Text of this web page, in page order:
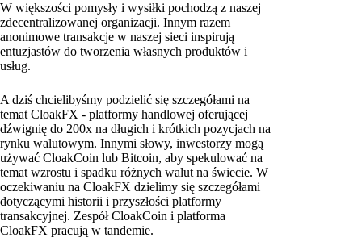
W większości pomysły i wysiłki pochodzą z naszej
zdecentralizowanej organizacji. Innym razem
anonimowe transakcje w naszej sieci inspirują
entuzjastów do tworzenia własnych produktów i
usług.
A dziś chcielibyśmy podzielić się szczegółami na
temat CloakFX - platformy handlowej oferującej
dźwignię do 200x na długich i krótkich pozycjach na
rynku walutowym. Innymi słowy, inwestorzy mogą
używać CloakCoin lub Bitcoin, aby spekulować na
temat wzrostu i spadku różnych walut na świecie. W
oczekiwaniu na CloakFX dzielimy się szczegółami
dotyczącymi historii i przyszłości platformy
transakcyjnej. Zespół CloakCoin i platforma
CloakFX pracują w tandemie.